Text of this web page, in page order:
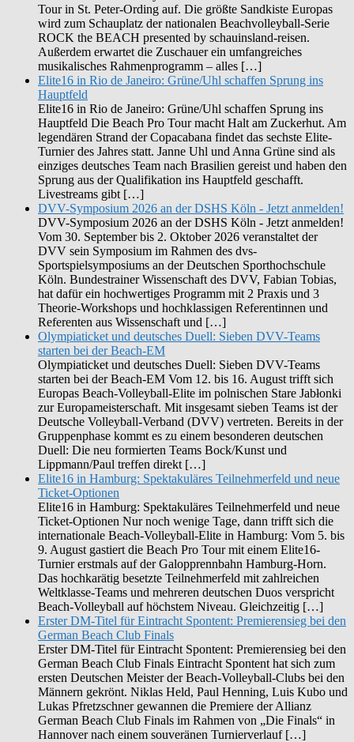
Tour in St. Peter-Ording auf. Die größte Sandkiste Europas
wird zum Schauplatz der nationalen Beachvolleyball-Serie
ROCK the BEACH presented by schauinsland-reisen.
Außerdem erwartet die Zuschauer ein umfangreiches
musikalisches Rahmenprogramm – alles […]
Elite16 in Rio de Janeiro: Grüne/Uhl schaffen Sprung ins
Hauptfeld
Elite16 in Rio de Janeiro: Grüne/Uhl schaffen Sprung ins
Hauptfeld Die Beach Pro Tour macht Halt am Zuckerhut. Am
legendären Strand der Copacabana findet das sechste Elite-
Turnier des Jahres statt. Janne Uhl und Anna Grüne sind als
einziges deutsches Team nach Brasilien gereist und haben den
Sprung aus der Qualifikation ins Hauptfeld geschafft.
Livestreams gibt […]
DVV-Symposium 2026 an der DSHS Köln - Jetzt anmelden!
DVV-Symposium 2026 an der DSHS Köln - Jetzt anmelden!
Vom 30. September bis 2. Oktober 2026 veranstaltet der
DVV sein Symposium im Rahmen des dvs-
Sportspielsymposiums an der Deutschen Sporthochschule
Köln. Bundestrainer Wissenschaft des DVV, Fabian Tobias,
hat dafür ein hochwertiges Programm mit 2 Praxis und 3
Theorie-Workshops und hochklassigen Referentinnen und
Referenten aus Wissenschaft und […]
Olympiaticket und deutsches Duell: Sieben DVV-Teams
starten bei der Beach-EM
Olympiaticket und deutsches Duell: Sieben DVV-Teams
starten bei der Beach-EM Vom 12. bis 16. August trifft sich
Europas Beach-Volleyball-Elite im polnischen Stare Jabłonki
zur Europameisterschaft. Mit insgesamt sieben Teams ist der
Deutsche Volleyball-Verband (DVV) vertreten. Bereits in der
Gruppenphase kommt es zu einem besonderen deutschen
Duell: Die neu formierten Teams Bock/Kunst und
Lippmann/Paul treffen direkt […]
Elite16 in Hamburg: Spektakuläres Teilnehmerfeld und neue
Ticket-Optionen
Elite16 in Hamburg: Spektakuläres Teilnehmerfeld und neue
Ticket-Optionen Nur noch wenige Tage, dann trifft sich die
internationale Beach-Volleyball-Elite in Hamburg: Vom 5. bis
9. August gastiert die Beach Pro Tour mit einem Elite16-
Turnier erstmals auf der Galopprennbahn Hamburg-Horn.
Das hochkarätig besetzte Teilnehmerfeld mit zahlreichen
Weltklasse-Teams und mehreren deutschen Duos verspricht
Beach-Volleyball auf höchstem Niveau. Gleichzeitig […]
Erster DM-Titel für Eintracht Spontent: Premierensieg bei den
German Beach Club Finals
Erster DM-Titel für Eintracht Spontent: Premierensieg bei den
German Beach Club Finals Eintracht Spontent hat sich zum
ersten Deutschen Meister der Beach-Volleyball-Clubs bei den
Männern gekrönt. Niklas Held, Paul Henning, Luis Kubo und
Lukas Pfretzschner gewannen die Premiere der Allianz
German Beach Club Finals im Rahmen von „Die Finals“ in
Hannover nach einem souveränen Turnierverlauf […]